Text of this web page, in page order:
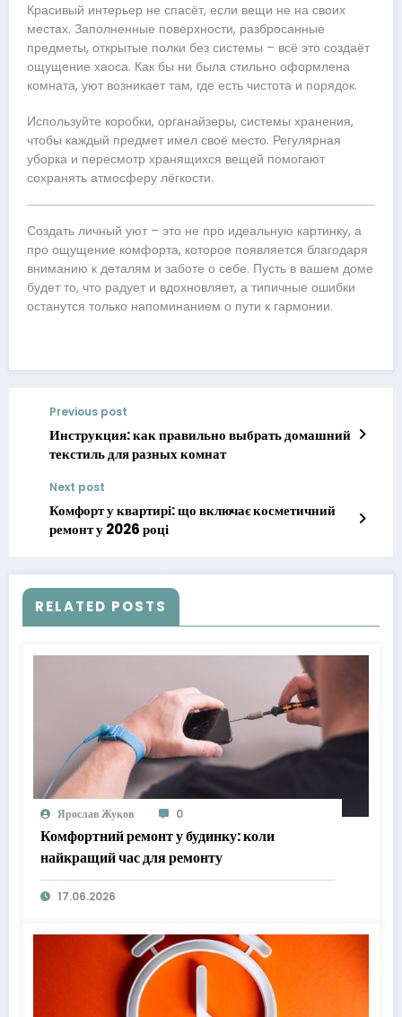
Красивый интерьер не спасёт, если вещи не на своих
местах. Заполненные поверхности, разбросанные
предметы, открытые полки без системы – всё это создаёт
ощущение хаоса. Как бы ни была стильно оформлена
комната, уют возникает там, где есть чистота и порядок.
Используйте коробки, органайзеры, системы хранения,
чтобы каждый предмет имел своё место. Регулярная
уборка и пересмотр хранящихся вещей помогают
сохранять атмосферу лёгкости.
Создать личный уют – это не про идеальную картинку, а
про ощущение комфорта, которое появляется благодаря
вниманию к деталям и заботе о себе. Пусть в вашем доме
будет то, что радует и вдохновляет, а типичные ошибки
останутся только напоминанием о пути к гармонии.
Previous post
Инструкция: как правильно выбрать домашний
текстиль для разных комнат
Next post
Комфорт у квартирі: що включає косметичний
ремонт у 2026 році
RELATED POSTS
Ярослав Жуков 0
Комфортний ремонт у будинку: коли
найкращий час для ремонту
17.06.2026